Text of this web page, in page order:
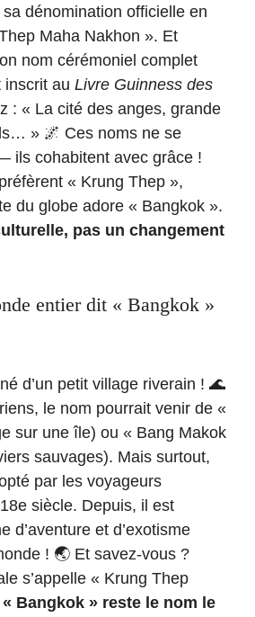
dénomination officielle en
Maha Nakhon ». Et
nom cérémoniel complet
inscrit au Livre Guinness des
: « La cité des anges, grande
» 🌌 Ces noms ne se
ils cohabitent avec grâce !
« Krung Thep »,
du globe adore « Bangkok ».
pas un changement
entier dit « Bangkok »
d’un petit village riverain ! 🌊
le nom pourrait venir de «
sur une île) ou « Bang Makok
sauvages). Mais surtout,
par les voyageurs
siècle. Depuis, il est
d’aventure et d’exotisme
! 🌏 Et savez-vous ?
s’appelle « Krung Thep
« Bangkok » reste le nom le